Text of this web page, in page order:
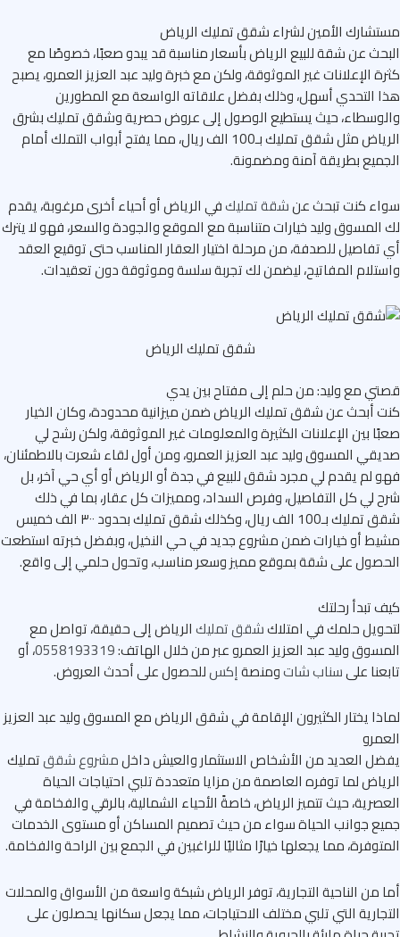
الأمين لشراء شقق تمليك الرياض
عن شقة للبيع الرياض بأسعار مناسبة قد يبدو صعبًا، خصوصًا مع
الإعلانات غير الموثوقة، ولكن مع خبرة وليد عبد العزيز العمرو، يصبح
التحدي أسهل، وذلك بفضل علاقاته الواسعة مع المطورين
حيث يستطيع الوصول إلى عروض حصرية وشقق تمليك بشرق
الرياض مثل شقق تمليك بـ100 الف ريال، مما يفتح أبواب التملك أمام
بطريقة آمنة ومضمونة.
كنت تبحث عنشقة تمليكفي الرياض أو أحياء أخرى مرغوبة، يقدم
وليد خيارات متناسبة مع الموقع والجودة والسعر، فهو لا يترك
للصدفة، من مرحلة اختيار العقار المناسب حتى توقيع العقد
المفاتيح، ليضمن لك تجربة سلسة وموثوقة دون تعقيدات.
شقق تمليك الرياض
مع وليد: من حلم إلى مفتاح بين يدي
أبحث عن شقق تمليك الرياض ضمن ميزانية محدودة، وكان الخيار
بين الإعلانات الكثيرة والمعلومات غير الموثوقة، ولكن رشح لي
المسوق وليد عبد العزيز العمرو، ومن أول لقاء شعرت بالاطمئنان،
لم يقدم لي مجرد شقق للبيع في جدة أو الرياض أو أي حي آخر، بل
لي كل التفاصيل، وفرص السداد، ومميزات كل عقار، بما في ذلك
شقق تمليك بـ100 الف ريال، وكذلك شقق تمليك بحدود ٣٠٠ الف خميس
أو خيارات ضمن مشروع جديد في حي النخيل، وبفضل خبرته استطعت
على شقة بموقع مميز وسعر مناسب، وتحول حلمي إلى واقع.
تبدأ رحلتك
حلمك في امتلاكشقق تمليكالرياض إلى حقيقة، تواصل مع
وليد عبد العزيز العمرو عبر من خلالالهاتف:0558193319، أو
علىسناب شاتومنصةإكسللحصول على أحدث العروض.
يختار الكثيرون الإقامة في شقق الرياض مع المسوق وليد عبد العزيز
العديد من الأشخاص الاستثمار والعيش داخلمشروع شققتمليك
لما توفره العاصمة من مزايا متعددة تلبي احتياجات الحياة
حيث تتميز الرياض، خاصةً الأحياء الشمالية، بالرقي والفخامة في
جوانب الحياة سواء من حيث تصميم المساكن أو مستوى الخدمات
مما يجعلها خيارًا مثاليًا للراغبين في الجمع بين الراحة والفخامة.
من الناحية التجارية، توفر الرياض شبكة واسعة من الأسواق والمحلات
التي تلبي مختلف الاحتياجات، مما يجعل سكانها يحصلون على